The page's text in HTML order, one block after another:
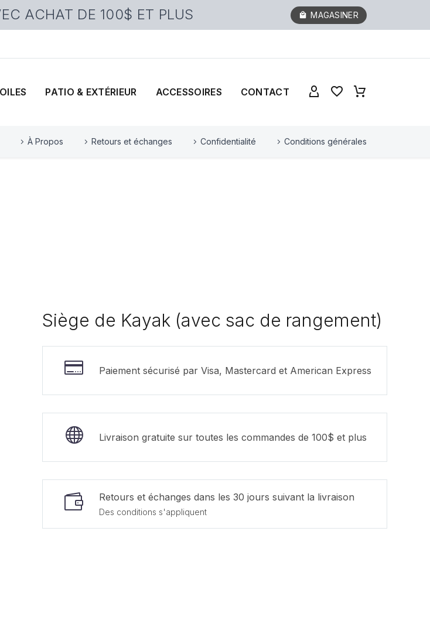
ACHAT DE 100$ ET PLUS MAGASINER
PATIO & EXTÉRIEUR ACCESSOIRES CONTACT
À Propos Retours et échanges Confidentialité Conditions générales
Siège de Kayak (avec sac de rangement)
Paiement sécurisé par Visa, Mastercard et American Express
Livraison gratuite sur toutes les commandes de 100$ et plus
Retours et échanges dans les 30 jours suivant la livraison
Des conditions s'appliquent